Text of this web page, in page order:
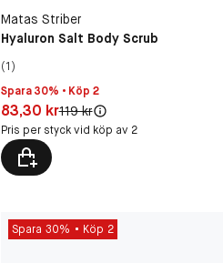
Matas Striber
Hyaluron Salt Body Scrub
(1)
Spara 30% • Köp 2
Pris: 83,30 kr
83,30 krOriginal pris:
119 kr
Pris per styck vid köp av 2
Spara 30% Köp 2